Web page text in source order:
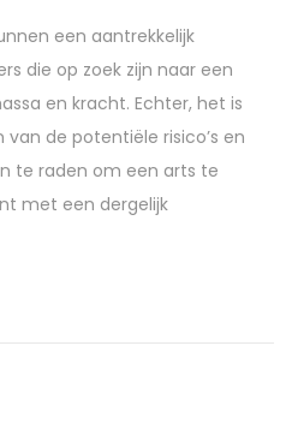
een aantrekkelijk
die op zoek zijn naar een
en kracht. Echter, het is
de potentiële risico’s en
te raden om een arts te
met een dergelijk